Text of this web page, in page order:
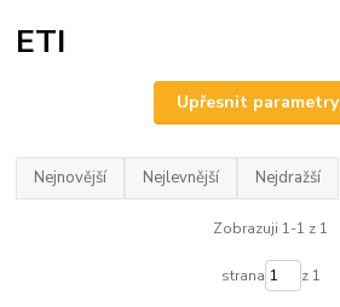
ETI
Upřesnit parametry
Nejnovější Nejlevnější Nejdražší
Zobrazuji 1-1 z 1
strana z 1